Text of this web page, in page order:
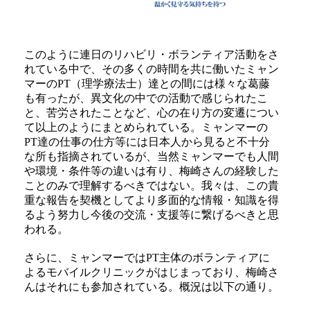
このように連日のリハビリ・ボランティア活動をさ
れている中で、その多くの時間を共に働いたミャン
マーのPT（理学療法士）達との間には様々な葛藤
も有ったが、異文化の中での活動で感じられたこ
と、苦労されたことなど、心の在り方の変遷につい
て以上のようにまとめられている。ミャンマーの
PT達の仕事の仕方等には日本人から見ると不十分
な所も指摘されているが、当然ミャンマーでも人間
や環境・条件等の違いは有り、梅崎さんの経験した
ことのみで理解するべきではない。我々は、この貴
重な報告を契機としてより多面的な情報・知識を得
るよう努力し今後の交流・支援等に繋げるべきと思
われる。
さらに、ミャンマーではPT主体のボランティアに
よるモバイルクリニックがはじまっており、梅崎さ
んはそれにも参加されている。概況は以下の通り。